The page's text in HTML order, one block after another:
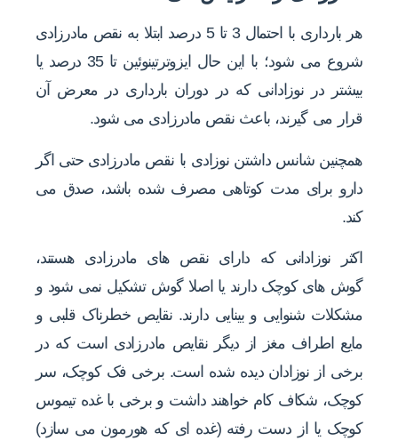
هر بارداری با احتمال 3 تا 5 درصد ابتلا به نقص مادرزادی
شروع می شود؛ با این حال ایزوترتینوئین تا 35 درصد یا
بیشتر در نوزادانی که در دوران بارداری در معرض آن
قرار می گیرند، باعث نقص مادرزادی می شود.
همچنین شانس داشتن نوزادی با نقص مادرزادی حتی اگر
دارو برای مدت کوتاهی مصرف شده باشد، صدق می
کند.
اکثر نوزادانی که دارای نقص های مادرزادی هستند،
گوش های کوچک دارند یا اصلا گوش تشکیل نمی شود و
مشکلات شنوایی و بینایی دارند. نقایص خطرناک قلبی و
مایع اطراف مغز از دیگر نقایص مادرزادی است که در
برخی از نوزادان دیده شده است. برخی فک کوچک، سر
کوچک، شکاف کام خواهند داشت و برخی با غده تیموس
کوچک یا از دست رفته (غده ای که هورمون می سازد)